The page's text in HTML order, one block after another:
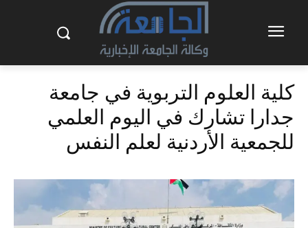
كلية العلوم التربوية في جامعة
جدارا تشارك في اليوم العلمي
للجمعية الأردنية لعلم النفس